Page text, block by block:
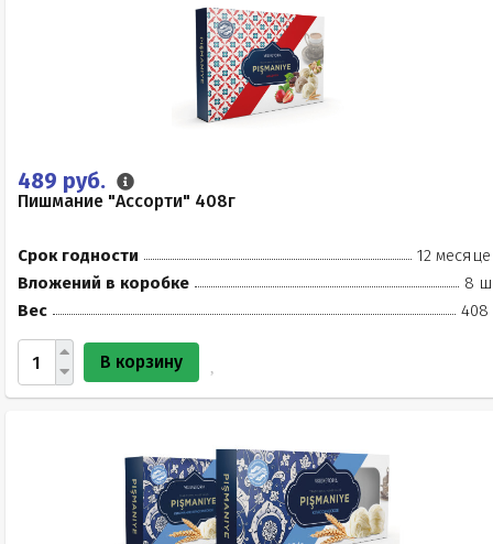
489 руб.
Пишмание "Ассорти" 408г
Срок годности
12
Вложений в коробке
8
Вес
408
В корзину